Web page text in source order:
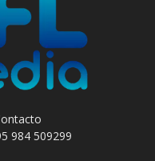
984 509299